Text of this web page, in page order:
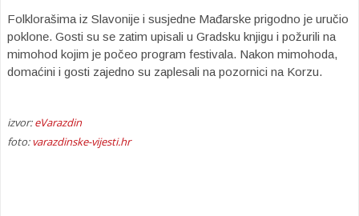
Folklorašima iz Slavonije i susjedne Mađarske prigodno je uručio
poklone. Gosti su se zatim upisali u Gradsku knjigu i požurili na
mimohod kojim je počeo program festivala. Nakon mimohoda,
domaćini i gosti zajedno su zaplesali na pozornici na Korzu.
izvor:eVarazdin
foto:varazdinske-vijesti.hr